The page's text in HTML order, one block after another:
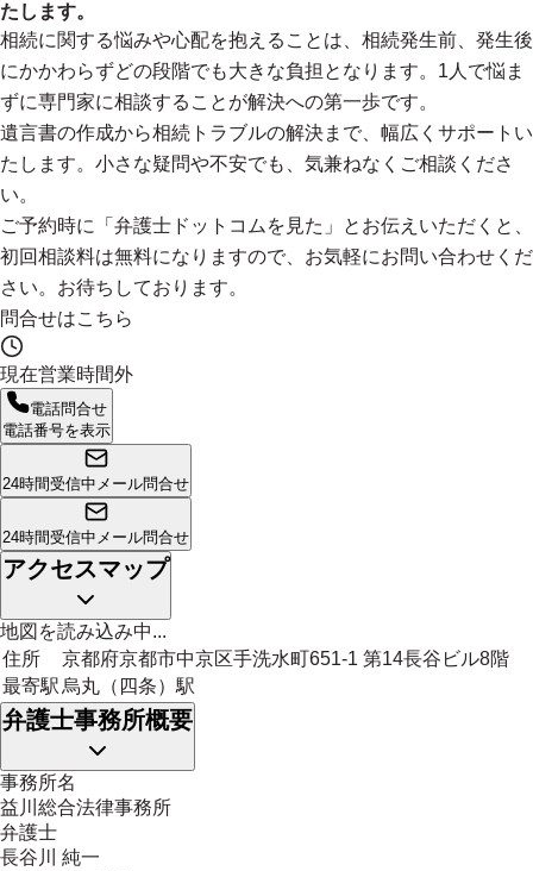
たします。
相続に関する悩みや心配を抱えることは、相続発生前、発生後
にかかわらずどの段階でも大きな負担となります。1人で悩ま
ずに専門家に相談することが解決への第一歩です。
遺言書の作成から相続トラブルの解決まで、幅広くサポートい
たします。小さな疑問や不安でも、気兼ねなくご相談くださ
い。
ご予約時に「弁護士ドットコムを見た」とお伝えいただくと、
初回相談料は無料になりますので、お気軽にお問い合わせくだ
さい。お待ちしております。
問合せはこちら
現在営業時間外
電話問合せ
電話番号を表示
24時間受信中 メール問合せ
24時間受信中 メール問合せ
アクセスマップ
地図を読み込み中...
住所
京都府京都市中京区手洗水町651-1 第14長谷ビル8階
最寄駅 烏丸（四条）駅
弁護士事務所概要
事務所名
益川総合法律事務所
弁護士
長谷川 純一